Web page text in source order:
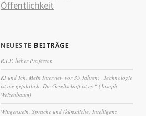
Öffentlichkeit
NEUESTE BEITRÄGE
R.I.P. lieber Professor.
KI und Ich. Mein Interview vor 35 Jahren: „Technologie
ist nie gefährlich. Die Gesellschaft ist es.“ (Joseph
Weizenbaum)
Wittgenstein, Sprache und (künstliche) Intelligenz